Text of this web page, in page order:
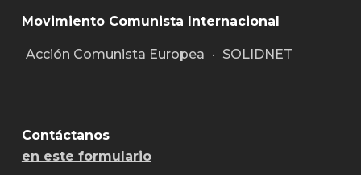
Movimiento Comunista Internacional
Acción Comunista Europea · SOLIDNET
Contáctanos
en este formulario